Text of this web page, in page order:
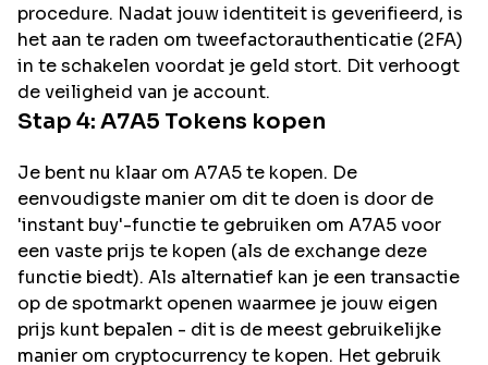
procedure. Nadat jouw identiteit is geverifieerd, is
het aan te raden om tweefactorauthenticatie (2FA)
in te schakelen voordat je geld stort. Dit verhoogt
de veiligheid van je account.
Stap 4: A7A5 Tokens kopen
Je bent nu klaar om A7A5 te kopen. De
eenvoudigste manier om dit te doen is door de
'instant buy'-functie te gebruiken om A7A5 voor
een vaste prijs te kopen (als de exchange deze
functie biedt). Als alternatief kan je een transactie
op de spotmarkt openen waarmee je jouw eigen
prijs kunt bepalen - dit is de meest gebruikelijke
manier om cryptocurrency te kopen. Het gebruik